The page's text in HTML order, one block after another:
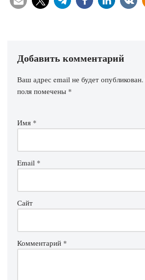
Добавить комментарий
Ваш адрес email не будет опубликован.
поля помечены *
Имя *
Email *
Сайт
Комментарий *